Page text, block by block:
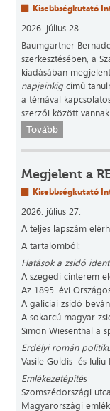
Kisebbségkutató
2026. július 28.
Baumgartner
szerkesztésében, a
kiadásában
napjainkig című
a témával
szerzői között
Tovább
Megjelent a
Kisebbségkutató
2026. július 27.
Ateljes lapszám
A tartalomból:
Hatások a zsidó
A szegedi cinterem
Az 1895. évi
A galíciai zsidó
A sokarcú magyar-
Simon Wiesenthal a
Erdélyi román
Vasile Goldis és Iuliu
Emlékezetépítés
Szomszédországi
Magyarországi